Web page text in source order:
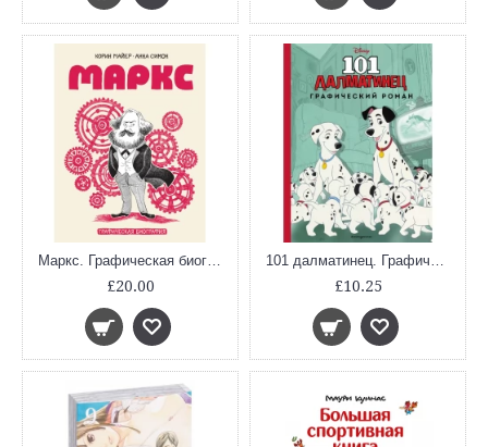
Маркс. Графическая биография
£20.00
101 далматинец. Графический роман
£10.25